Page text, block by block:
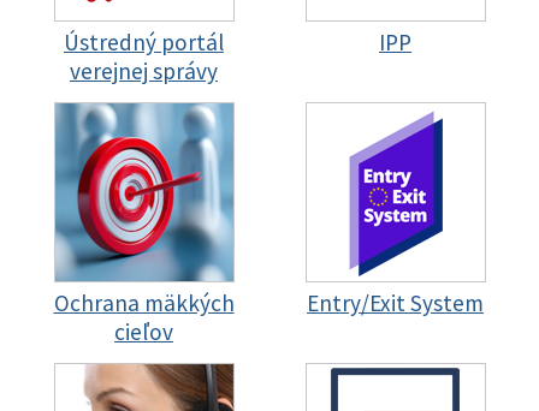
Ústredný portál
verejnej správy
IPP
Ochrana mäkkých
cieľov
Entry/Exit System